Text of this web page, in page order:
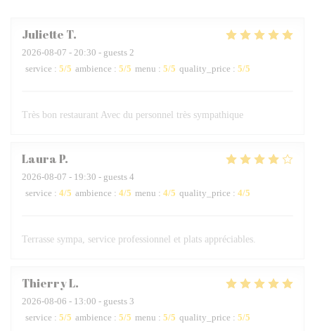
Juliette T
2026-08-07 - 20:30 - guests 2
service : 5/5 ambience : 5/5 menu : 5/5 quality_price : 5/5
Très bon restaurant Avec du personnel très sympathique
LauraP
2026-08-07 - 19:30 - guests 4
service : 4/5 ambience : 4/5 menu : 4/5 quality_price : 4/5
Terrasse sympa, service professionnel et plats appréciables.
ThierryL
2026-08-06 - 13:00 - guests 3
service : 5/5 ambience : 5/5 menu : 5/5 quality_price : 5/5